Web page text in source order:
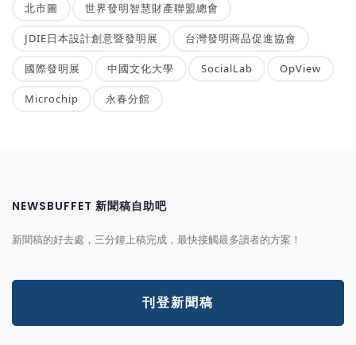
北市圖 世界發明智慧財產聯盟總會
JDIE日本設計創意暨發明展 台灣發明商品促進協會
國際發明展 中國文化大學 SocialLab OpView
Microchip 永春分館
NEWSBUFFET 新聞稿自助吧
新聞稿的好去處，三分鐘上稿完成，最快接觸最多讀者的方案！
刊登新聞稿